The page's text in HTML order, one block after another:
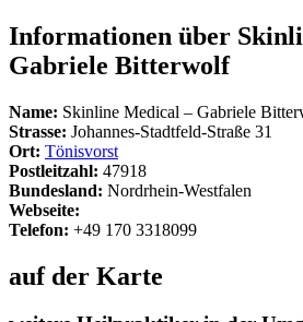
Informationen über
Gabriele Bitterwolf
Name: Skinline Medical – Gabriele
Strasse: Johannes-Stadtfeld-Straße 31
Ort: Tönisvorst
Postleitzahl: 47918
Bundesland: Nordrhein-Westfalen
Webseite:
Telefon: +49 170 3318099
auf der Karte